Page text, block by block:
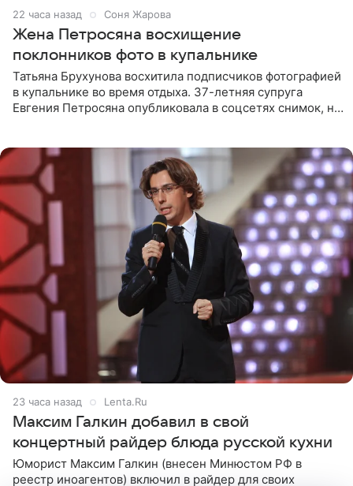
22 часа назад Соня Жарова
Жена Петросяна восхищение
поклонников фото в купальнике
Татьяна Брухунова восхитила подписчиков фотографией
в купальнике во время отдыха. 37-летняя супруга
Евгения Петросяна опубликовала в соцсетях снимок, на
23 часа назад Lenta.Ru
Максим Галкин добавил в свой
концертный райдер блюда русской кухни
Юморист Максим Галкин (внесен Минюстом РФ в
реестр иноагентов) включил в райдер для своих